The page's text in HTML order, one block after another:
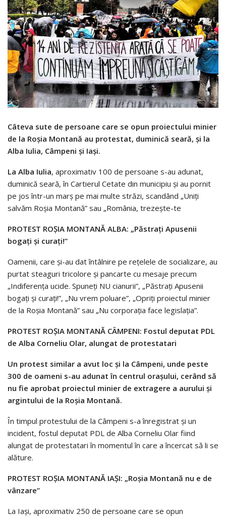
Câteva sute de persoane care se opun proiectului minier
de la Roşia Montană au protestat, duminică seară, şi la
Alba Iulia, Câmpeni şi Iaşi.
La Alba Iulia, aproximativ 100 de persoane s-au adunat,
duminică seară, în Cartierul Cetate din municipiu şi au pornit
pe jos într-un marş pe mai multe străzi, scandând „Uniţi
salvăm Roşia Montană” sau „România, trezeşte-te
PROTEST ROŞIA MONTANĂ ALBA: „Păstraţi Apusenii
bogaţi şi curaţi!”
Oamenii, care şi-au dat întâlnire pe reţelele de socializare, au
purtat steaguri tricolore şi pancarte cu mesaje precum
„Indiferenţa ucide. Spuneţi NU cianurii”, „Păstraţi Apusenii
bogaţi şi curaţi!”, „Nu vrem poluare”, „Opriţi proiectul minier
de la Roşia Montană” sau „Nu corporaţia face legislaţia”.
PROTEST ROŞIA MONTANĂ CÂMPENI: Fostul deputat PDL
de Alba Corneliu Olar, alungat de protestatari
Un protest similar a avut loc şi la Câmpeni, unde peste
300 de oameni s-au adunat în centrul oraşului, cerând să
nu fie aprobat proiectul minier de extragere a aurului şi
argintului de la Roşia Montană.
În timpul protestului de la Câmpeni s-a înregistrat şi un
incident, fostul deputat PDL de Alba Corneliu Olar fiind
alungat de protestatari în momentul în care a încercat să li se
alăture.
PROTEST ROŞIA MONTANĂ IAŞI: „Roşia Montană nu e de
vânzare”
La Iaşi, aproximativ 250 de persoane care se opun